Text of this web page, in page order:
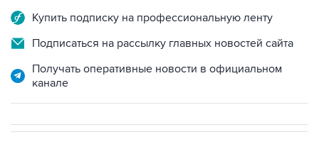
Купить подписку на профессиональную ленту
Подписаться на рассылку главных новостей сайта
Получать оперативные новости в официальном
канале